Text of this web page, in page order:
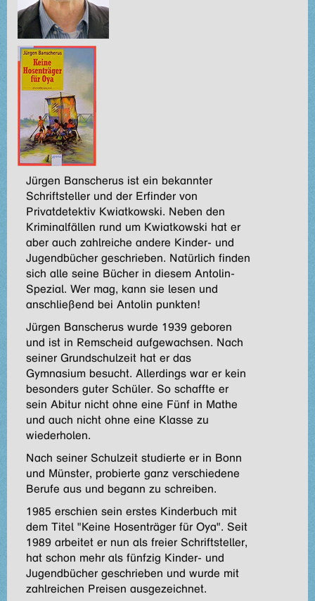
Jürgen Banscherus ist ein bekannter
Schriftsteller und der Erfinder von
Privatdetektiv Kwiatkowski. Neben den
Kriminalfällen rund um Kwiatkowski hat er
aber auch zahlreiche andere Kinder- und
Jugendbücher geschrieben. Natürlich finden
sich alle seine Bücher in diesem Antolin-
Spezial. Wer mag, kann sie lesen und
anschließend bei Antolin punkten!
Jürgen Banscherus wurde 1939 geboren
und ist in Remscheid aufgewachsen. Nach
seiner Grundschulzeit hat er das
Gymnasium besucht. Allerdings war er kein
besonders guter Schüler. So schaffte er
sein Abitur nicht ohne eine Fünf in Mathe
und auch nicht ohne eine Klasse zu
wiederholen.
Nach seiner Schulzeit studierte er in Bonn
und Münster, probierte ganz verschiedene
Berufe aus und begann zu schreiben.
1985 erschien sein erstes Kinderbuch mit
dem Titel "Keine Hosenträger für Oya". Seit
1989 arbeitet er nun als freier Schriftsteller,
hat schon mehr als fünfzig Kinder- und
Jugendbücher geschrieben und wurde mit
zahlreichen Preisen ausgezeichnet.